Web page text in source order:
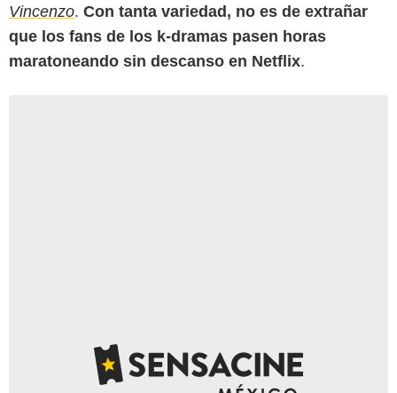
Vincenzo. Con tanta variedad, no es de extrañar
que los fans de los k-dramas pasen horas
maratoneando sin descanso en Netflix.